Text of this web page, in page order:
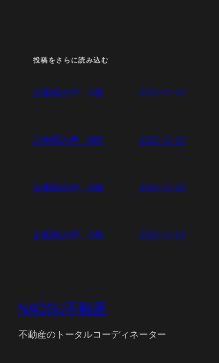
投稿をさらに読み込む
お客様の声 G様 2025-12-03
お客様の声 E様 2025-12-03
お客様の声 D様 2025-12-03
お客様の声 C様 2025-12-03
NAOSU不動産
不動産のトータルコーディネーター